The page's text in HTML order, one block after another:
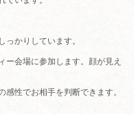
かりしています。
ー会場に参加します。顔が見え
性でお相手を判断できます。